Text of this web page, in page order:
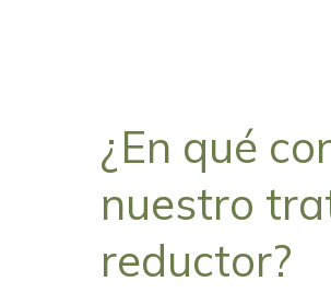
¿En qué
nuestro
reductor?